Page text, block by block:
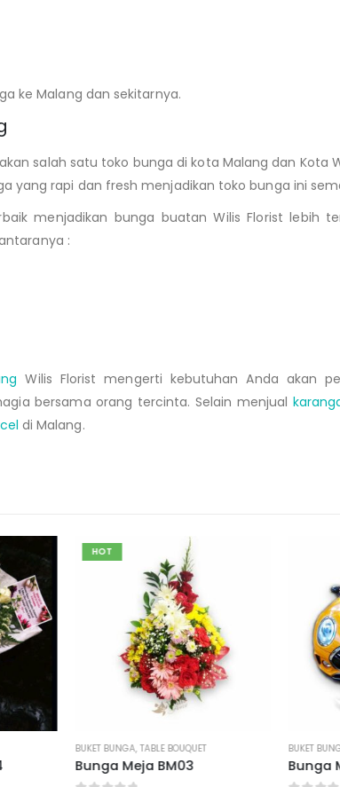
ke Malang dan sekitarnya.
salah satu toko bunga di kota Malang dan Kota
yang rapi dan fresh menjadikan toko bunga ini
menjadikan bunga buatan Wilis Florist lebih
:
Wilis Florist mengerti kebutuhan Anda akan
bersama orang tercinta. Selain menjual
di Malang.
BUKET BUNGA,TABLE BOUQUET
Bunga Meja BM03
BUKET BUNGA,